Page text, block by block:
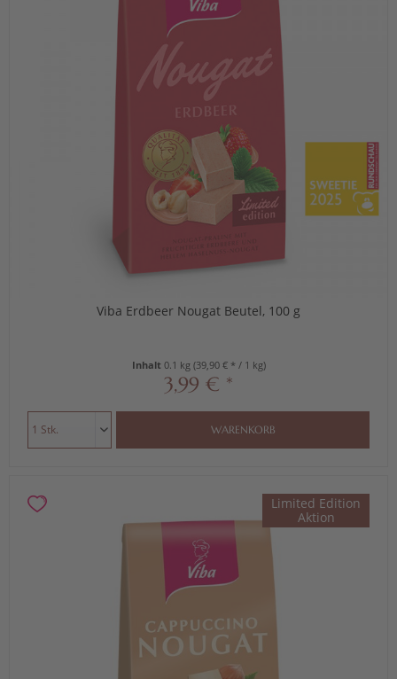
Viba Erdbeer Nougat Beutel, 100 g
Inhalt 0.1 kg (39,90 € * / 1 kg)
3,99 € *
WARENKORB
Limited Edition
Aktion